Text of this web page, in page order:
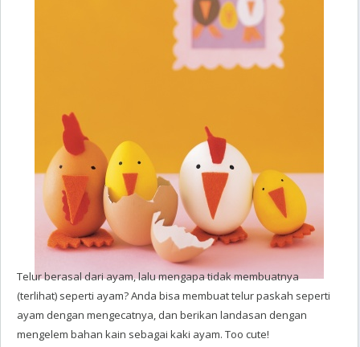
Telur berasal dari ayam, lalu mengapa tidak membuatnya
(terlihat) seperti ayam? Anda bisa membuat telur paskah seperti
ayam dengan mengecatnya, dan berikan landasan dengan
mengelem bahan kain sebagai kaki ayam. Too cute!